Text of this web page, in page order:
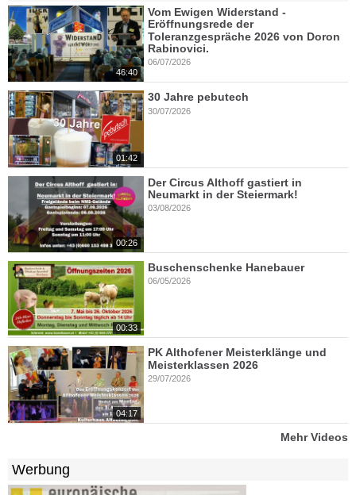
46:40
Vom Ewigen Widerstand -
Eröffnungsrede der
Toleranzgespräche 2026 von Doron
Rabinovici.
06/07/2026
01:42
30 Jahre pebutech
30/07/2026
00:26
Der Circus Althoff gastiert in
Neumarkt in der Steiermark!
03/08/2026
00:33
Buschenschenke Hanebauer
06/05/2026
04:17
PK Althofener Meisterklänge und
Meisterklassen 2026
29/07/2026
Mehr Videos
Werbung